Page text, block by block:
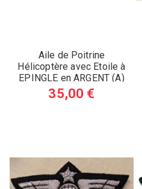
Aile de Poitrine
Hélicoptère avec Etoile à
EPINGLE en ARGENT (A)
35,00 €